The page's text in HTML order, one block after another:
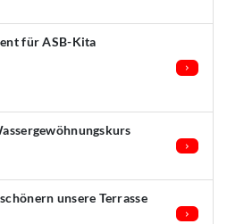
für ASB-Kita
unsere Terrasse